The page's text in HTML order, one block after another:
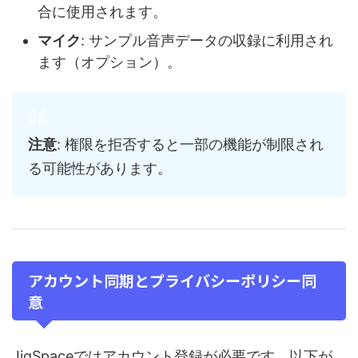
合に使用されます。
マイク: サンプル音声データの収録に利用され
ます（オプション）。
注意: 権限を拒否すると一部の機能が制限され
る可能性があります。
アカウント同期とプライバシーポリシー同
意